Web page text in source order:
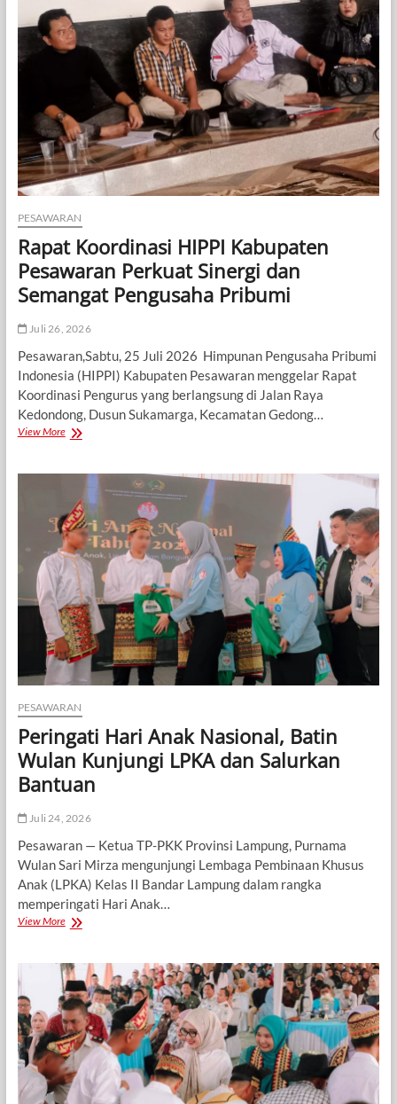
Tahun
2026
Sekaligus
Pelantikan
Hasan
PESAWARAN
Rapat Koordinasi HIPPI Kabupaten
Pesawaran Perkuat Sinergi dan
Semangat Pengusaha Pribumi
Juli 26, 2026
Pesawaran,Sabtu, 25 Juli 2026 Himpunan Pengusaha Pribumi
Indonesia (HIPPI) Kabupaten Pesawaran menggelar Rapat
Koordinasi Pengurus yang berlangsung di Jalan Raya
Kedondong, Dusun Sukamarga, Kecamatan Gedong…
View MoreRapat
Kabupaten
Pesawaran
Perkuat
Sinergi
dan
Semangat
Pengusaha
Pribumi
PESAWARAN
Peringati Hari Anak Nasional, Batin
Wulan Kunjungi LPKA dan Salurkan
Bantuan
Juli 24, 2026
Pesawaran — Ketua TP-PKK Provinsi Lampung, Purnama
Wulan Sari Mirza mengunjungi Lembaga Pembinaan Khusus
Anak (LPKA) Kelas II Bandar Lampung dalam rangka
memperingati Hari Anak…
View MorePeringati
Nasional,
Batin
Wulan
Kunjungi
LPKA
dan
Salurkan
Bantuan